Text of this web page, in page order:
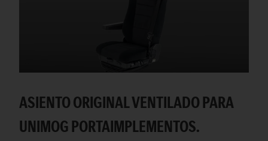
ASIENTO ORIGINAL VENTILADO PARA
UNIMOG PORTAIMPLEMENTOS.